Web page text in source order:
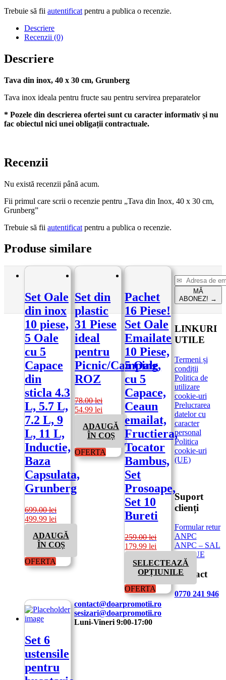
Trebuie să fii autentificat pentru a publica o recenzie.
Descriere
Recenzii (0)
Descriere
Tava din inox, 40 x 30 cm, Grunberg
Tava inox ideala pentru fructe sau pentru servirea preparatelor
* Pozele din descrierea ofertei sunt cu caracter informativ și nu
fac obiectul nici unei obligații contractuale.
Recenzii
Nu există recenzii până acum.
Fii primul care scrii o recenzie pentru „Tava din Inox, 40 x 30 cm,
Grunberg”
Trebuie să fii autentificat pentru a publica o recenzie.
Produse similare
Set Oale
din inox
10 piese,
5 Oale
cu 5
Capace
din
sticla 4.3
L, 5.7 L,
7.2 L, 9
L, 11 L,
Inductie,
Baza
Capsulata,
Grunberg
699.00lei
Prețul
inițial
fost:
699.00 lei.
499.99 lei
este:
499.99 lei.
ADAUGĂ
ÎN COȘ
OFERTA
Set din
plastic
31 Piese
ideal
pentru
Picnic/Camping,
ROZ
78.00lei
Prețul
fost:
78.00 lei.
54.99lei
este:
54.99 lei.
ADAUGĂ
ÎN COȘ
OFERTA
Pachet
16 Piese!
Set Oale
Emailate
10 Piese,
5 Oale
cu 5
Capace,
Ceaun
emailat,
Fructiera,
Tocator
Bambus,
Set
Prosoape,
Set 10
Bureti
259.00lei
Prețul
inițial
fost:
259.00 lei.
179.99lei Prețul
este:
179.99 lei.
SELECTEAZĂ
OPȚIUNILE
Acest
produs
are
mai
multe
OFERTA
Set 6
ustensile
pentru
MĂ
ABONEZ! →
LINKURI
UTILE
Termeni și
condiții
Politica de
utilizare
cookie-uri
Prelucrarea
datelor cu
caracter
personal
Politica
cookie-uri
(UE)
Suport
clienți
Formular retur
ANPC
ANPC – SAL
CR – UE
Contact
0770 241 946
contact@doarpromotii.ro
sesizari@doarpromotii.ro
Luni-Vineri 9:00-17:00